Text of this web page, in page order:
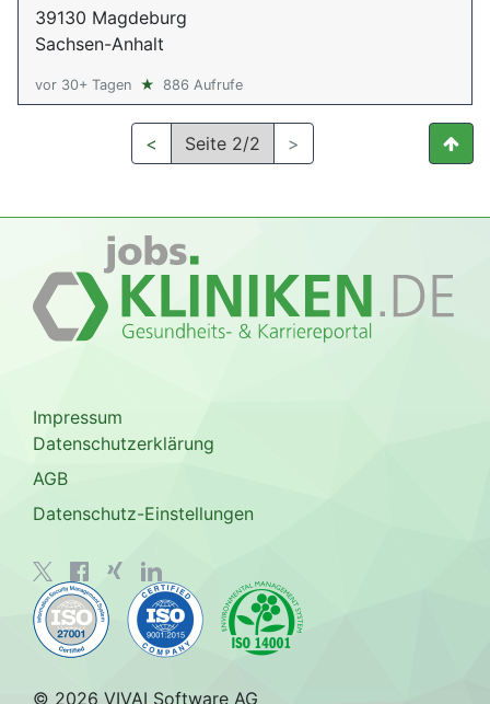
39130 Magdeburg
Sachsen-Anhalt
vor 30+ Tagen ★ 886 Aufrufe
< Seite 2/2 >
Impressum
Datenschutzerklärung
AGB
Datenschutz-Einstellungen
© 2026 VIVAI Software AG